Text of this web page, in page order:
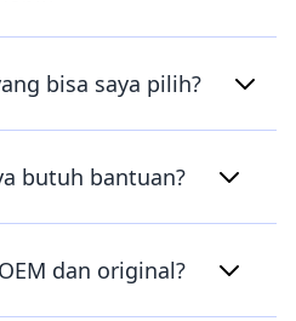
bisa saya pilih?
butuh bantuan?
dan original?